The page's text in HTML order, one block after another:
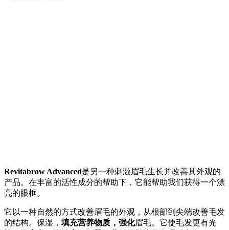
Revitabrow Advanced是另一种刺激眉毛生长并改善其外观的
产品。在丰富的活性成分的帮助下，它能帮助我们获得一个漂
亮的眼框。
它以一种自然的方式改善眉毛的外观，从根部到尖端改善毛发
的结构。保湿， 填充营养物质，强化眉毛。它使毛发更有光